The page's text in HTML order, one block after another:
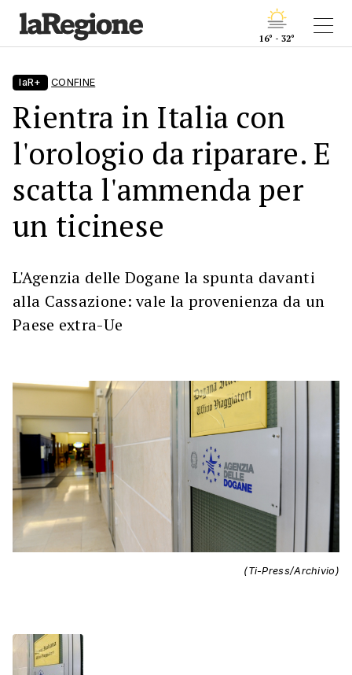
16° - 32°
laR+ CONFINE
Rientra in Italia con
l'orologio da riparare. E
scatta l'ammenda per
un ticinese
L'Agenzia delle Dogane la spunta davanti
alla Cassazione: vale la provenienza da un
Paese extra-Ue
(Ti-Press/Archivio)